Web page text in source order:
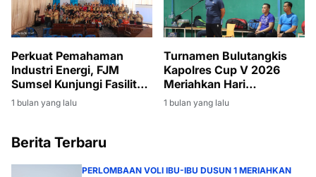
Perkuat Pemahaman
Industri Energi, FJM
Sumsel Kunjungi Fasilitas
Produksi Migas di Muara
1 bulan yang lalu
Turnamen Bulutangkis
Kapolres Cup V 2026
Meriahkan Hari
Bhayangkara ke-80
1 bulan yang lalu
Berita Terbaru
PERLOMBAAN VOLI IBU-IBU DUSUN 1 MERIAHKAN